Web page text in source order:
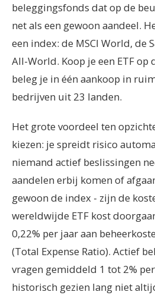
beleggingsfonds dat op de
net als een gewoon aandeel.
een index: de MSCI World, de
All-World. Koop je een ETF op
beleg je in één aankoop in
bedrijven uit 23 landen.
Het grote voordeel ten
kiezen: je spreidt risico
niemand actief beslissingen
aandelen erbij komen of
gewoon de index - zijn de
wereldwijde ETF kost
0,22% per jaar aan
(Total Expense Ratio). Actief
vragen gemiddeld 1 tot 2%
historisch gezien lang niet